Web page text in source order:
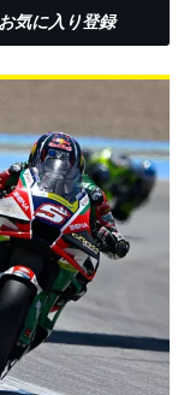
お気に入り登録